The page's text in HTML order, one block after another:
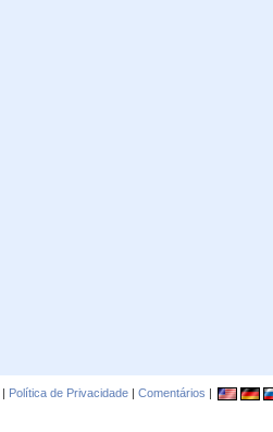
| Política de Privacidade | Comentários |